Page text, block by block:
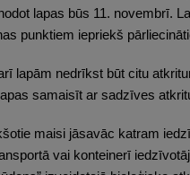
lapas būs 11. novembrī.
punktiem iepriekš
lapām nedrīkst būt citu
samaisīt ar sadzīves
maisi jāsavāc katram
vai konteinerī